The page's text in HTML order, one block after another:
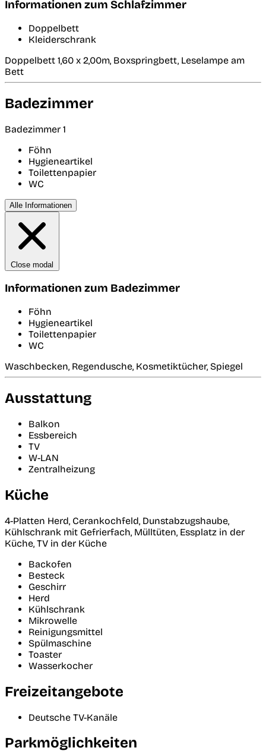
Informationen zum Schlafzimmer
Doppelbett
Kleiderschrank
Doppelbett 1,60 x 2,00m, Boxspringbett, Leselampe am
Bett
Badezimmer
Badezimmer 1
Föhn
Hygieneartikel
Toilettenpapier
WC
Alle Informationen
Close modal
Informationen zum Badezimmer
Föhn
Hygieneartikel
Toilettenpapier
WC
Waschbecken, Regendusche, Kosmetiktücher, Spiegel
Ausstattung
Balkon
Essbereich
TV
W-LAN
Zentralheizung
Küche
4-Platten Herd, Cerankochfeld, Dunstabzugshaube,
Kühlschrank mit Gefrierfach, Mülltüten, Essplatz in der
Küche, TV in der Küche
Backofen
Besteck
Geschirr
Herd
Kühlschrank
Mikrowelle
Reinigungsmittel
Spülmaschine
Toaster
Wasserkocher
Freizeitangebote
Deutsche TV-Kanäle
Parkmöglichkeiten